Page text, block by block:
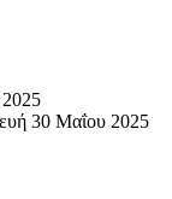
30 Μαΐου 2025